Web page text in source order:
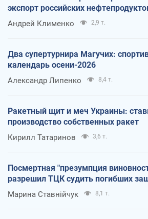
экспорт российских
Андрей Клименко 2,9 т.
Два супертурнира Магучих:
календарь осени-2026
Александр Липенко 8,4 т.
Ракетный щит и меч Украины:
производство собственных ракет
Кирилл Татаринов 3,6 т.
Посмертная "презумпция
разрешил ТЦК судить погибших
Марина Ставнійчук 8,1 т.